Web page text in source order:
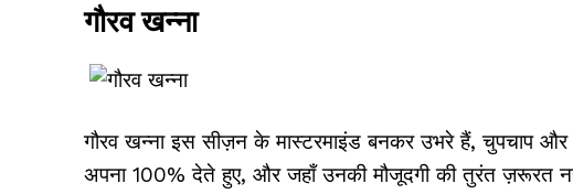
गौरव खन्ना
गौरव खन्ना इस सीज़न के मास्टरमाइंड बनकर उभरे हैं, चुपचाप
अपना 100% देते हुए, और जहाँ उनकी मौजूदगी की तुरंत ज़रूरत